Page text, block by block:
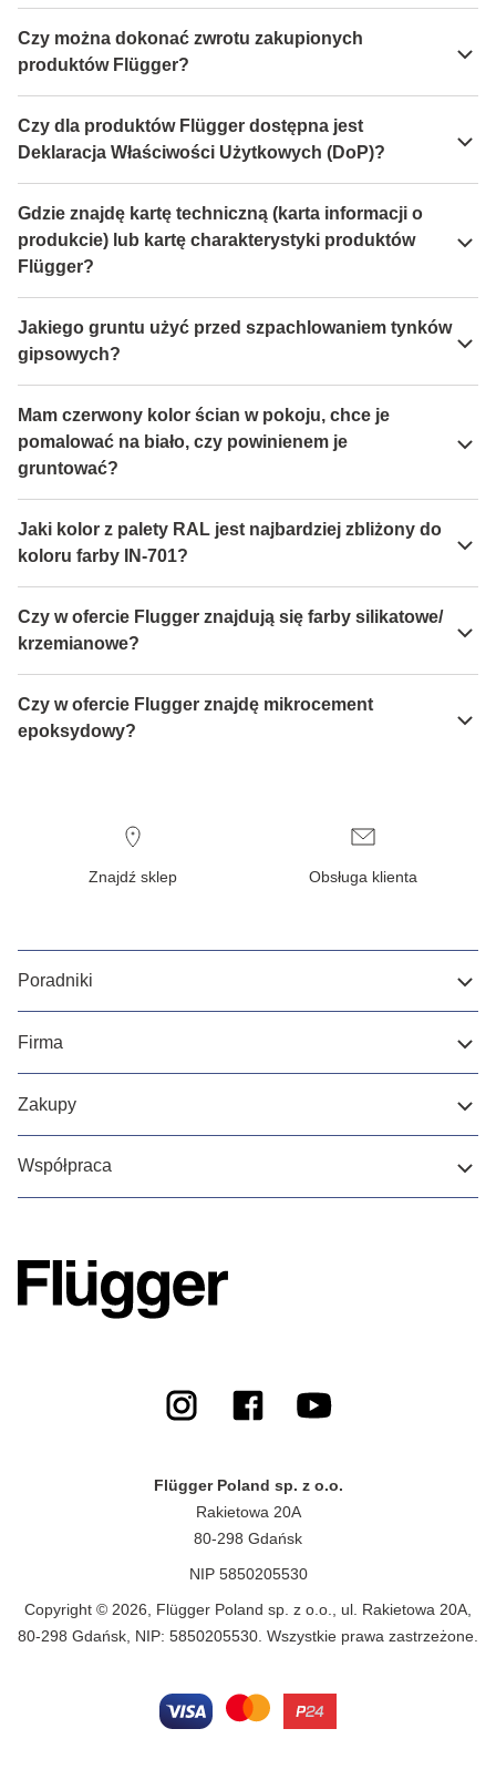
Czy można dokonać zwrotu zakupionych
produktów Flügger?
Czy dla produktów Flügger dostępna jest
Deklaracja Właściwości Użytkowych (DoP)?
Gdzie znajdę kartę techniczną (karta informacji o
produkcie) lub kartę charakterystyki produktów
Flügger?
Jakiego gruntu użyć przed szpachlowaniem tynków
gipsowych?
Mam czerwony kolor ścian w pokoju, chce je
pomalować na biało, czy powinienem je
gruntować?
Jaki kolor z palety RAL jest najbardziej zbliżony do
koloru farby IN-701?
Czy w ofercie Flugger znajdują się farby silikatowe/
krzemianowe?
Czy w ofercie Flugger znajdę mikrocement
epoksydowy?
Znajdź sklep Obsługa klienta
Poradniki
Firma
Zakupy
Współpraca
Flügger Poland sp. z o.o.
Rakietowa 20A
80-298 Gdańsk
NIP 5850205530
Copyright © 2026, Flügger Poland sp. z o.o., ul. Rakietowa 20A,
80-298 Gdańsk, NIP: 5850205530. Wszystkie prawa zastrzeżone.